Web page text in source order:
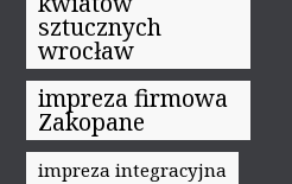
sztucznych
wrocław
impreza firmowa
Zakopane
impreza integracyjna